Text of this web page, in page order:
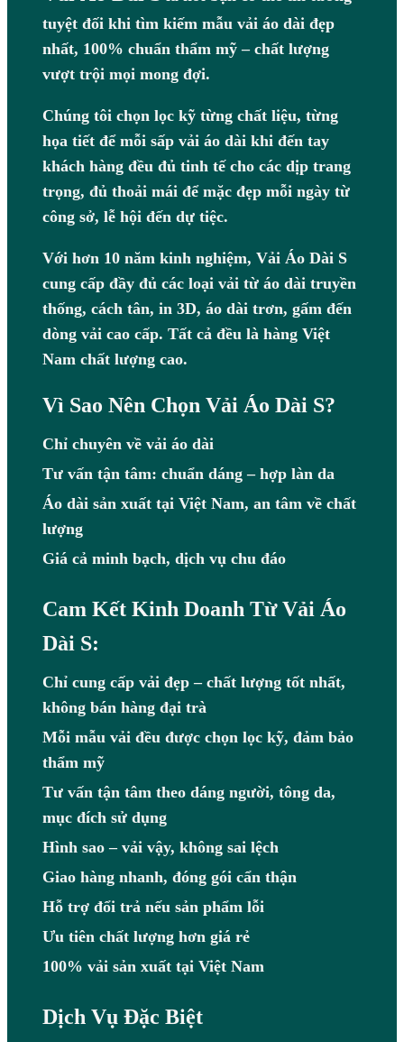
tuyệt đối khi tìm kiếm mẫu vải áo dài đẹp
nhất, 100% chuẩn thẩm mỹ – chất lượng
vượt trội mọi mong đợi.
Chúng tôi chọn lọc kỹ từng chất liệu, từng
họa tiết để mỗi sấp vải áo dài khi đến tay
khách hàng đều đủ tinh tế cho các dịp trang
trọng, đủ thoải mái để mặc đẹp mỗi ngày từ
công sở, lễ hội đến dự tiệc.
Với hơn 10 năm kinh nghiệm, Vải Áo Dài S
cung cấp đầy đủ các loại vải từ áo dài truyền
thống, cách tân, in 3D, áo dài trơn, gấm đến
dòng vải cao cấp. Tất cả đều là hàng Việt
Nam chất lượng cao.
Vì Sao Nên Chọn Vải Áo Dài S?
Chỉ chuyên về vải áo dài
Tư vấn tận tâm: chuẩn dáng – hợp làn da
Áo dài sản xuất tại Việt Nam, an tâm về chất
lượng
Giá cả minh bạch, dịch vụ chu đáo
Cam Kết Kinh Doanh Từ Vải Áo
Dài S:
Chỉ cung cấp vải đẹp – chất lượng tốt nhất,
không bán hàng đại trà
Mỗi mẫu vải đều được chọn lọc kỹ, đảm bảo
thẩm mỹ
Tư vấn tận tâm theo dáng người, tông da,
mục đích sử dụng
Hình sao – vải vậy, không sai lệch
Giao hàng nhanh, đóng gói cẩn thận
Hỗ trợ đổi trả nếu sản phẩm lỗi
Ưu tiên chất lượng hơn giá rẻ
100% vải sản xuất tại Việt Nam
Dịch Vụ Đặc Biệt